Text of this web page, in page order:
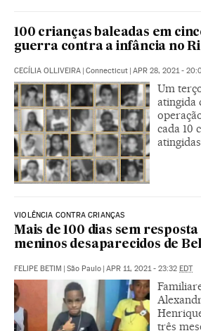
100 crianças baleadas em
guerra contra a infância no
CECÍLIA OLLIVEIRA Connecticut APR 28, 2021 -
Um
atingida
cada 10
VIOLÊNCIA CONTRA CRIANÇAS
Mais de 100 dias sem
meninos desaparecidos de
FELIPE BETIM | São Paulo | APR 11, 2021 - 23:32 EDT
três